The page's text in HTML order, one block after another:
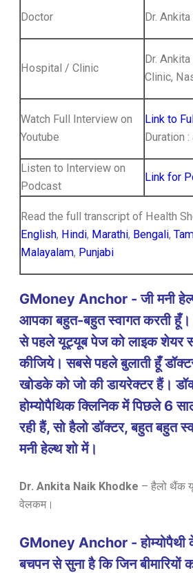
Doctor Dr.
Hospital / Clinic
Dr.
Clinic,
Watch Full Interview on
Youtube
Link to
Duration
Listen to Interview on
Podcast
Link for
Read the full transcript of Health
English, Hindi, Marathi, Bengali,
Malayalam, Punjabi
GMoney Anchor - जी मनी हेल्थ
आपका बहुत-बहुत स्वागत करती हूँ।
से पहले यूट्यूब पेज को लाइक शेयर
कीजिये। सबसे पहले बुलाती हूँ
खोडके को जो की डायरेक्टर हैं।
होम्योपैथिक क्लिनिक में पिछले 6
रही हैं, सो हैलो डॉक्टर, बहुत बहुत
मनी हेल्थ शो में।
Dr. Ankita Naik Khodke – हैलो थैंक यू
वेलकम।
GMoney Anchor - होम्योपैथी
बचपन से सुना है कि जिन